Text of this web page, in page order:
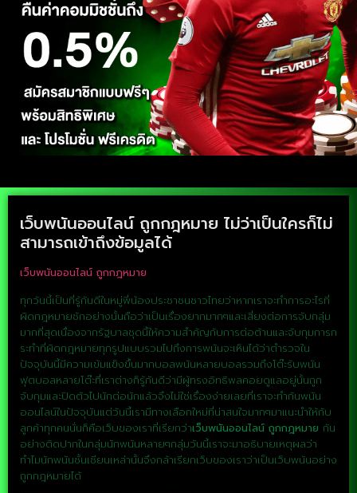
เว็บพนันออนไลน์ ถูกกฎหมาย ไม่ว่าเป็นใครก็ไม่
สามารถเข้าถึงข้อมูลได้
เว็บพนันออนไลน์ ถูกกฎหมาย
ทุกวันนี้เป็นที่รู้กันดีในหมู่พี่น้องประชาชนชาวไทยว่าหากเราจะทำการอะไรที่
ผิดกฎหมายซักอย่างนั้นถือว่าเป็นเรื่องยากมากๆและเสี่ยงต่อการจับกลุ่ม
มากที่สุดเนื่องจากรัฐบาลชุดนี้ให้ความสำคัญกับการต่อต้านและจับกุมการก
ระทำที่ผิดกฎหมายทุกรูปแบบรวมไปถึงการพนันจะเห็นได้ว่าตำรวจใน
ปัจจุบันนี้มีความเข้มแข็งขึ้นมากบอลพนันหลายบอลรวมถึงโต๊ะรับพนัน
ฟุตบอลหลายโต๊ะที่เราต่างก็รู้กันดีว่ามีผู้ทรงอิทธิพลคอยดูแลอยู่นั้นถูก
จับกุมและปิดตัวไปนักต่อนักแล้วจึงไม่ใช่เรื่องง่ายเลยที่เราจะทำกันพนัน
ออนไลน์ในปัจจุบันแต่วันนี้เรามีทางเลือกใหม่ที่น่าสนใจมากๆมาแนะนำให้กับ
ลูกค้าทุกคนนั่นก็คือเว็บของเราที่เรียกว่าเว็บพนันออนไลน์ ถูกกฎหมาย กัน
อย่างติดปากในกลุ่มนักพนันหลายๆกลุ่มวันนี้เราจะมาอธิบายเหตุผลว่า
ทำไมนักพนันชั้นเซียนเหล่านั้นจึงกล้าเรียกเว็บของเราว่าเป็นเว็บพนันอย่าง
ถูกกฎหมายได้